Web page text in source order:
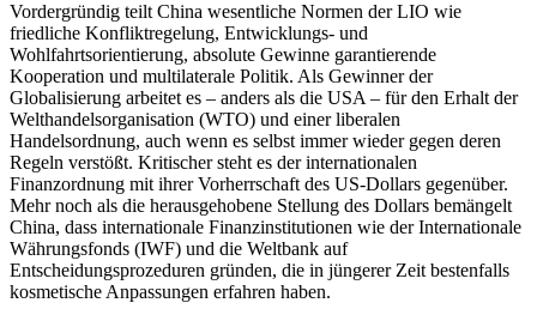
Vordergründig teilt China wesentliche Normen der LIO wie
friedliche Konfliktregelung, Entwicklungs- und
Wohlfahrtsorientierung, absolute Gewinne garantierende
Kooperation und multilaterale Politik. Als Gewinner der
Globalisierung arbeitet es – anders als die USA – für den Erhalt der
Welthandelsorganisation (WTO) und einer liberalen
Handelsordnung, auch wenn es selbst immer wieder gegen deren
Regeln verstößt. Kritischer steht es der internationalen
Finanzordnung mit ihrer Vorherrschaft des US-Dollars gegenüber.
Mehr noch als die herausgehobene Stellung des Dollars bemängelt
China, dass internationale Finanzinstitutionen wie der Internationale
Währungsfonds (IWF) und die Weltbank auf
Entscheidungsprozeduren gründen, die in jüngerer Zeit bestenfalls
kosmetische Anpassungen erfahren haben.